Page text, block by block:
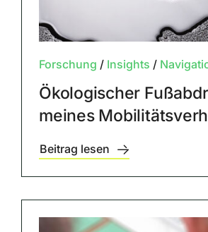
Forschung / Insights /
Ökologischer
meines
Beitrag lesen